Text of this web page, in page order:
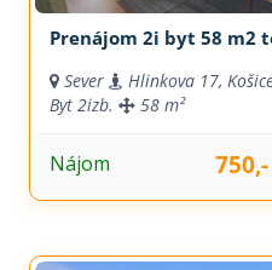
Prenájom 2i byt 58 m2
Sever
Hlinkova 17,
Byt 2izb. 58 m²
Nájom